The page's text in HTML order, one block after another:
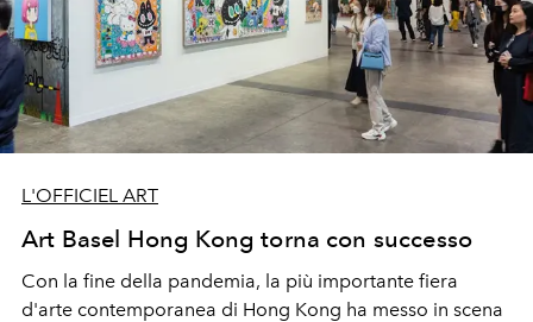
L'OFFICIEL ART
Art Basel Hong Kong torna con successo
Con la fine della pandemia, la più importante fiera
d'arte contemporanea di Hong Kong ha messo in scena